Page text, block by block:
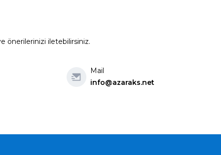
önerilerinizi iletebilirsiniz.
Mail
info@azaraks.net